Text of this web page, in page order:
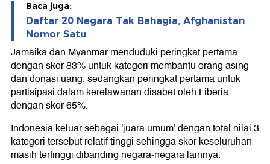
Baca juga:
Daftar 20 Negara Tak Bahagia, Afghanistan
Nomor Satu
Jamaika dan Myanmar menduduki peringkat pertama
dengan skor 83% untuk kategori membantu orang asing
dan donasi uang, sedangkan peringkat pertama untuk
partisipasi dalam kerelawanan disabet oleh Liberia
dengan skor 65%.
Indonesia keluar sebagai 'juara umum' dengan total nilai 3
kategori tersebut relatif tinggi sehingga skor keseluruhan
masih tertinggi dibanding negara-negara lainnya.